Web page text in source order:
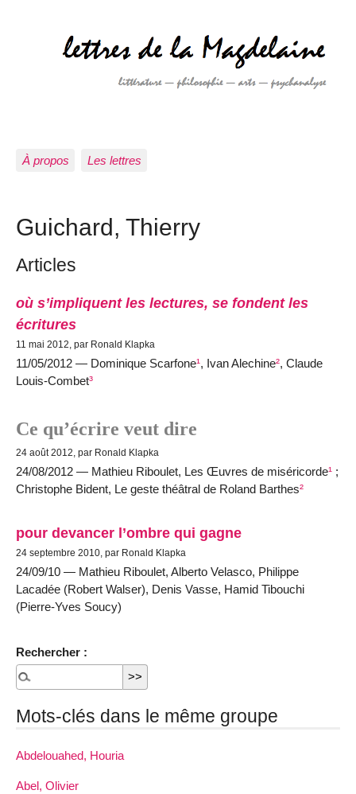
À propos Les lettres
Guichard, Thierry
Articles
où s’impliquent les lectures, se fondent les
écritures
11 mai 2012, par Ronald Klapka
11/05/2012 — Dominique Scarfone¹, Ivan Alechine², Claude
Louis-Combet³
Ce qu’écrire veut dire
24 août 2012, par Ronald Klapka
24/08/2012 — Mathieu Riboulet, Les Œuvres de miséricorde¹ ;
Christophe Bident, Le geste théâtral de Roland Barthes²
pour devancer l’ombre qui gagne
24 septembre 2010, par Ronald Klapka
24/09/10 — Mathieu Riboulet, Alberto Velasco, Philippe
Lacadée (Robert Walser), Denis Vasse, Hamid Tibouchi
(Pierre-Yves Soucy)
Rechercher :
Mots-clés dans le même groupe
Abdelouahed, Houria
Abel, Olivier